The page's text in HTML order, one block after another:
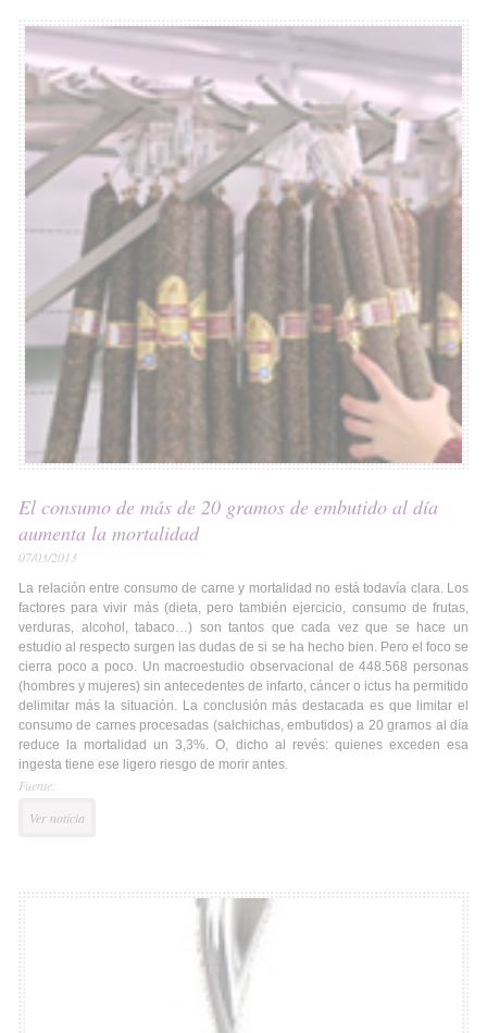
El consumo de más de 20 gramos de embutido al día
aumenta la mortalidad
07/03/2013
La relación entre consumo de carne y mortalidad no está todavía clara. Los
factores para vivir más (dieta, pero también ejercicio, consumo de frutas,
verduras, alcohol, tabaco…) son tantos que cada vez que se hace un
estudio al respecto surgen las dudas de si se ha hecho bien. Pero el foco se
cierra poco a poco. Un macroestudio observacional de 448.568 personas
(hombres y mujeres) sin antecedentes de infarto, cáncer o ictus ha permitido
delimitar más la situación. La conclusión más destacada es que limitar el
consumo de carnes procesadas (salchichas, embutidos) a 20 gramos al día
reduce la mortalidad un 3,3%. O, dicho al revés: quienes exceden esa
ingesta tiene ese ligero riesgo de morir antes.
Fuente:
Ver noticia